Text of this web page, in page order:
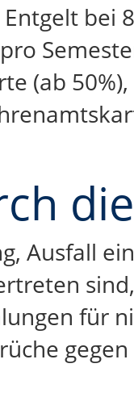
bei
(ab
die
Ausfall
für
gegen